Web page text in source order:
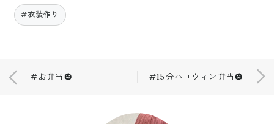
#衣装作り
#お弁当🎃 #15分ハロウィン弁当🎃